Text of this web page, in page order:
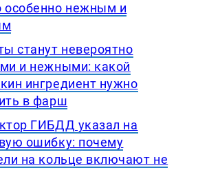
особенно нежным и
станут невероятно
и нежными: какой
ингредиент нужно
в фарш
ГИБДД указал на
ошибку: почему
на кольце включают не